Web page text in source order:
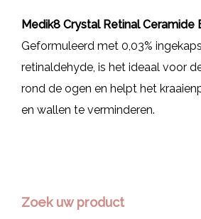
Medik8 Crystal Retinal Ceramide
Geformuleerd met 0,03%
retinaldehyde, is het ideaal voor
rond de ogen en helpt het
en wallen te verminderen.
Zoek uw product